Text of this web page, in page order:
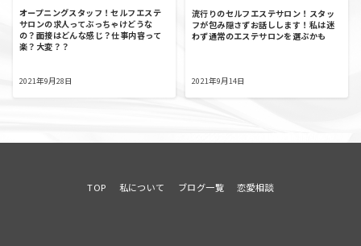
オープニングスタッフ！セルフエステ
サロンの求人ってぶっちゃけどうな
の？面接はどんな感じ？仕事内容って
楽？大変？？
2021年9月28日
流行りのセルフエステサロン！スタッ
フが包み隠さずお話しします！私は迷
わず通常のエステサロンを選ぶかも
2021年9月14日
TOP 私について ブログ一覧 恋愛相談